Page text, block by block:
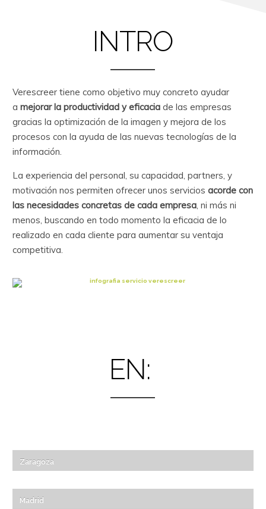
INTRO
Verescreer tiene como objetivo muy concreto ayudar
a mejorar la productividad y eficaciade las empresas
gracias la optimización de la imagen y mejora de los
procesos con la ayuda de las nuevas tecnologías de la
información.
La experiencia del personal, su capacidad, partners, y
motivación nos permiten ofrecer unos servicios acorde con
las necesidades concretas de cada empresa, ni más ni
menos, buscando en todo momento la eficacia de lo
realizado en cada cliente para aumentar su ventaja
competitiva.
EN:
Zaragoza
Madrid